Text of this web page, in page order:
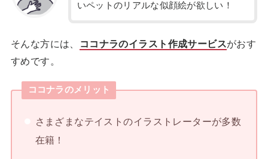
いペットのリアルな似顔絵が欲しい！
そんな方には、 ココナラのイラスト作成サービスがおす
すめです。
ココナラのメリット
さまざまなテイストのイラストレーターが多数
在籍！